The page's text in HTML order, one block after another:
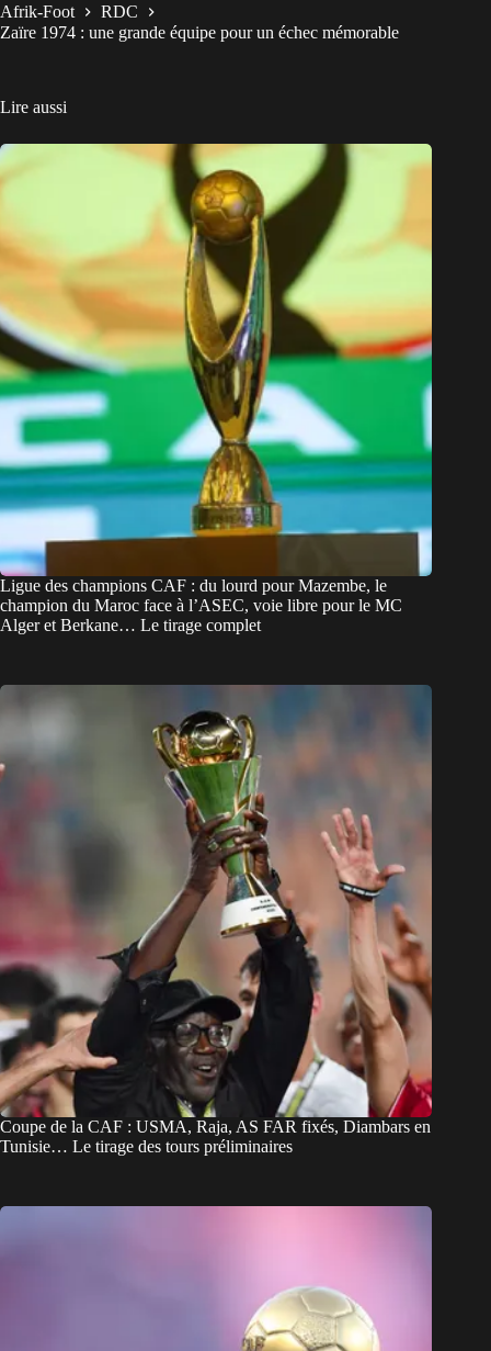
Afrik-Foot
RDC
Zaïre 1974 : une grande équipe pour un échec mémorable
Lire aussi
Ligue des champions CAF : du lourd pour Mazembe, le
champion du Maroc face à l’ASEC, voie libre pour le MC
Alger et Berkane… Le tirage complet
Coupe de la CAF : USMA, Raja, AS FAR fixés, Diambars en
Tunisie… Le tirage des tours préliminaires